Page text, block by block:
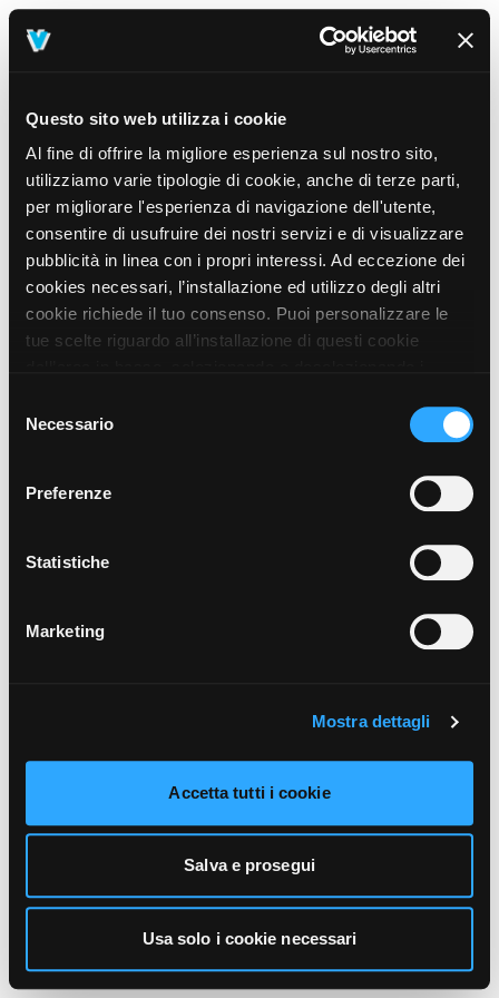
Questo sito web utilizza i cookie
Al fine di offrire la migliore esperienza sul nostro sito,
utilizziamo varie tipologie di cookie, anche di terze parti,
per migliorare l'esperienza di navigazione dell'utente,
consentire di usufruire dei nostri servizi e di visualizzare
pubblicità in linea con i propri interessi. Ad eccezione dei
cookies necessari, l’installazione ed utilizzo degli altri
cookie richiede il tuo consenso. Puoi personalizzare le
tue scelte riguardo all’installazione di questi cookie
prosegui” o decidere di accettare tutti i cookie, cliccando
sul pulsante “Accetta tutti i cookie”. Cliccando sul tasto
unicamente i cookie necessari alla navigazione. Per
funzionamento, puoi prendere visione dell’informativa
cliccando qui.
delNecessario
Preferenze
Statistiche
Marketing
Mostra dettagli
Accetta tutti i cookie
Salva e prosegui
Usa solo i cookie necessari
404